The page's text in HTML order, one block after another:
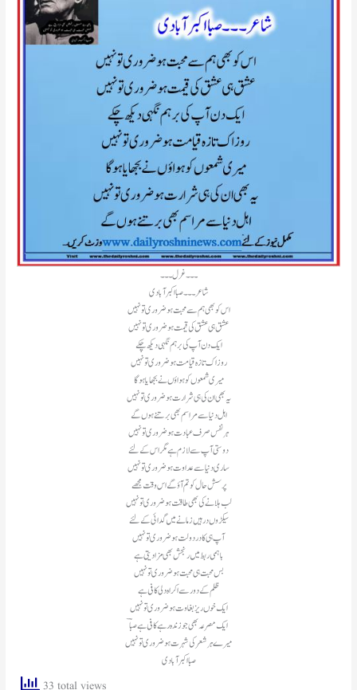
۔۔۔غرل۔۔۔
شاعر۔۔۔صبا اکبر آبادی
اس کو بھی ہم سے محبت ہو ضروری تو نہیں
عشق ہی عشق کی قیمت ہو ضروری تو نہیں
ایک دن آپ کی برہم نگہی دیکھ چکے
روز اک تازہ قیامت ہو ضروری تو نہیں
میری شمعوں کو ہواؤں نے بجھایا ہوگا
یہ بھی ان کی ہی شرارت ہو ضروری تو نہیں
اہل دنیا سے مراسم بھی برتنے ہوں گے
ہر نفس صرف عبادت ہو ضروری تو نہیں
دوستی آپ سے لازم ہے مگر اس کے لئے
ساری دنیا سے عداوت ہو ضروری تو نہیں
پرسش حال کو تم آؤ گے اس وقت مجھے
لب ہلانے کی بھی طاقت ہو ضروری تو نہیں
سیکڑوں در ہیں زمانے میں گدائی کے لئے
آپ ہی کا در دولت ہو ضروری تو نہیں
باہمی ربط میں رنجش بھی مزا دیتی ہے
بس محبت ہی محبت ہو ضروری تو نہیں
ظلم کے دور سے اکراہ دلی کافی ہے
ایک خوں ریز بغاوت ہو ضروری تو نہیں
ایک مصرعہ بھی جو زندہ رہے کافی ہے صباؔ
میرے ہر شعر کی شہرت ہو ضروری تو نہیں
صبا اکبر آبادی
33 total views